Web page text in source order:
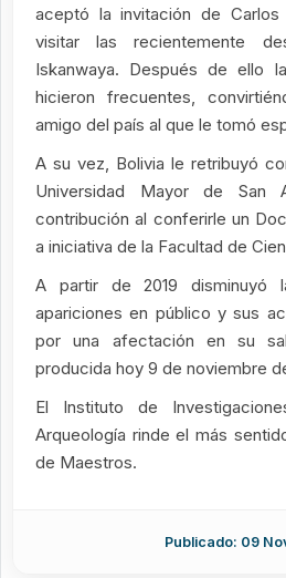
aceptó la invitación de Carlos
visitar las recientemente
Iskanwaya. Después de ello
hicieron frecuentes,
amigo del país al que le tomó
A su vez, Bolivia le retribuyó
Universidad Mayor de San
contribución al conferirle un
a iniciativa de la Facultad de
A partir de 2019 disminuyó
apariciones en público y sus
por una afectación en su
producida hoy 9 de noviembre
El Instituto de
Arqueología rinde el más
de Maestros.
Publicado: 09